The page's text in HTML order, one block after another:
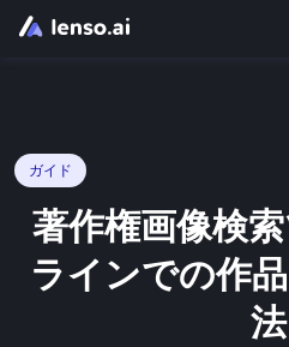
ガイド
著作権画像検
ラインでの作
法